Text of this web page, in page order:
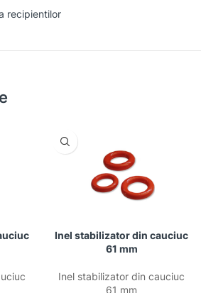
recipientilor
Inel stabilizator din cauciuc
61 mm
Inel stabilizator din cauciuc
61 mm